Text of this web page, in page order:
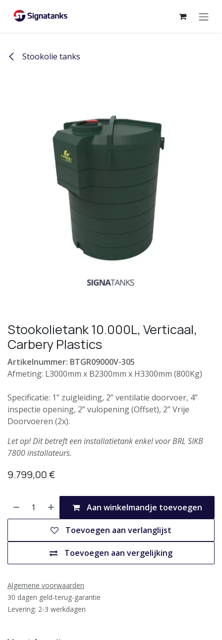
Stookolie tanks
Stookolietank 10.000L, Verticaal,
Carbery Plastics
Artikelnummer: BTGR09000V-305
Afmeting: L3000mm x B2300mm x H3300mm (800Kg)
Specificatie: 1” zuigleiding, 2” ventilatie doorvoer, 4”
inspectie opening, 2” vulopening (Offset), 2” Vrije
Doorvoeren (2x).
Let op! Dit betreft een installatietank enkel voor BRL SIKB
7800 installateurs.
9.799,00€
Aan winkelmandje toevoegen
Toevoegen aan vergelijking
Toevoegen aan verlanglijst
Algemene voorwaarden
30 dagen geld-terug-garantie
Levering: 2-3 werkdagen